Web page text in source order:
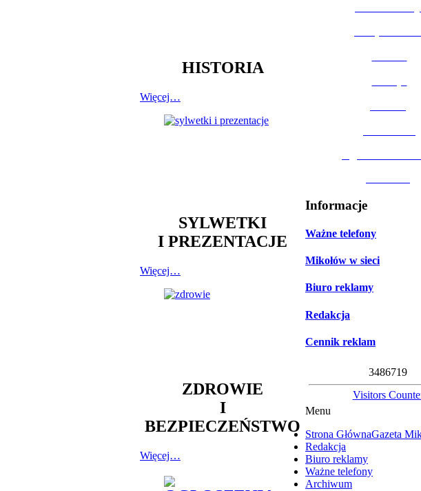
HISTORIA
Więcej…
SYLWETKI
I PREZENTACJE
Więcej…
ZDROWIE
I
BEZPIECZEŃSTWO
Więcej…
Informacje
Ważne telefony
Mikołów w sieci
Biuro reklamy
Redakcja
Cennik reklam
3486719
Visitors
Menu
Strona GłównaGazeta
Redakcja
Biuro reklamy
Ważne telefony
Archiwum